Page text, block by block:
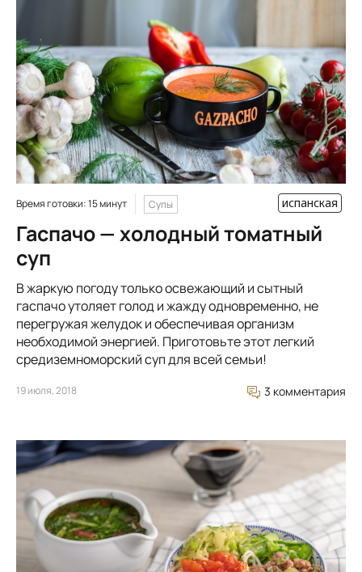
Время готовки: 15 минут Супы испанская
Гаспачо — холодный томатный
суп
В жаркую погоду только освежающий и сытный
гаспачо утоляет голод и жажду одновременно, не
перегружая желудок и обеспечивая организм
необходимой энергией. Приготовьте этот легкий
средиземноморский суп для всей семьи!
19 июля, 2018 3 комментария